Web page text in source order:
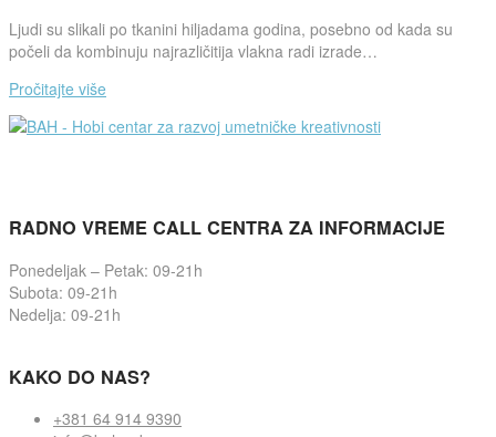
Ljudi su slikali po tkanini hiljadama godina, posebno od kada su
počeli da kombinuju najrazličitija vlakna radi izrade…
Pročitajte više
RADNO VREME CALL CENTRA ZA INFORMACIJE
Ponedeljak – Petak: 09-21h
Subota: 09-21h
Nedelja: 09-21h
KAKO DO NAS?
+381 64 914 9390